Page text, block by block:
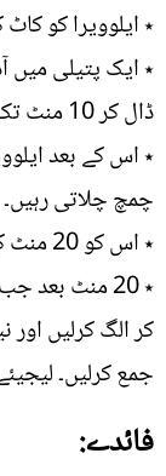
٭ ایلوویرا کو
٭ ایک پتیلی میں
ڈال کر 10 منٹ تک اچھی طرح پکائیں۔
٭ اس کے بعد
چمچ چلاتی رہیں۔
٭ اس کو 20 منٹ کے لئے پکائیں اور ڈھکن ڈھک دیں۔
٭ 20 منٹ
کر الگ کرلیں
جمع کرلیں۔
فائدے: